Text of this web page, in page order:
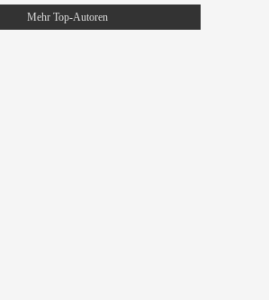
Mehr Top-Autoren